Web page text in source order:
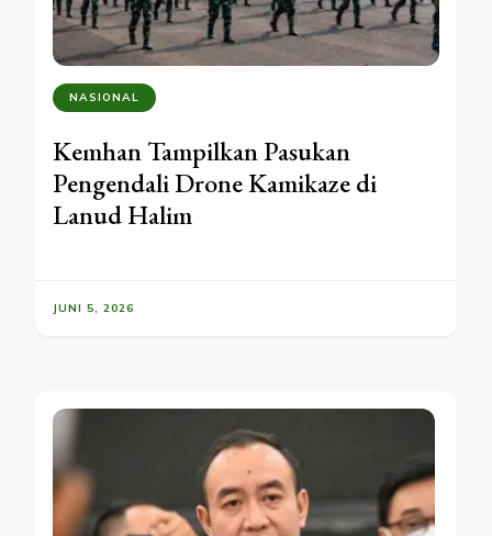
NASIONAL
Kemhan Tampilkan Pasukan
Pengendali Drone Kamikaze di
Lanud Halim
JUNI 5, 2026